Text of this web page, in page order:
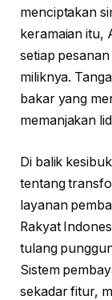
menciptakan
keramaian itu,
setiap
miliknya.
bakar yang
memanjakan
Di balik
tentang
layanan
Rakyat
tulang
Sistem
sekadar fitur,